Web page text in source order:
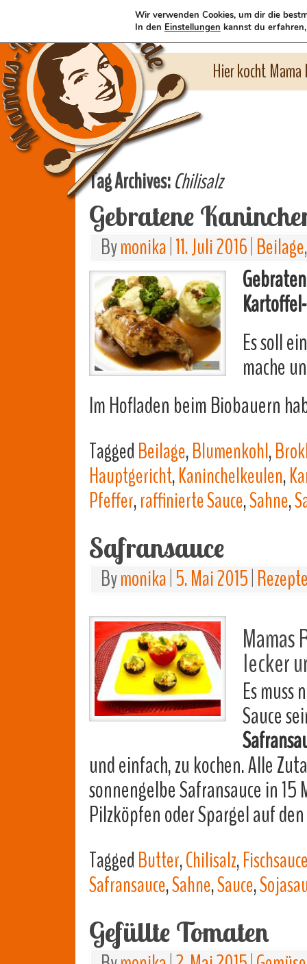
Hier kocht
Tag Archives:Chilisalz
Gebratene
Bymonika 11. Juli 2016 Beilage
Es soll
mache
Im Hofladen beim Biobauern
TaggedBeilage,Blumenkohl,
Hauptgericht,Kaninchelkeulen,
Pfeffer,raffinierte Sauce,Sahne,
Safransauce
Bymonika 5. Mai 2015
Mamas
lecker
Es muss
Sauce
und einfach, zu kochen. Alle
sonnengelbe Safransauce in
Pilzköpfen oder Spargel auf
TaggedButter,Chilisalz,
Safransauce,Sahne,Sauce,
Gefüllte Tomaten
Wir verwenden Cookies, um dir die
In den Einstellungen kannst du